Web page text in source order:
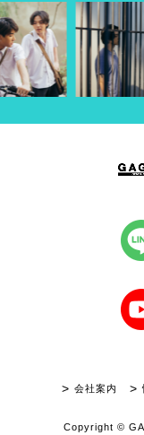
会社案内
Copyright ©